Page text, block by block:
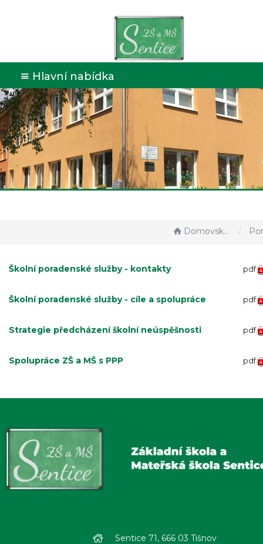
Hlavní nabídka
Domovská stránka
Školní poradenské služby - kontakty pdf
Školní poradenské služby - cíle a spolupráce pdf
Strategie předcházení školní neúspěšnosti pdf
Spolupráce ZŠ a MŠ s PPP pdf
Sentice 71, 666 03 Tišnov